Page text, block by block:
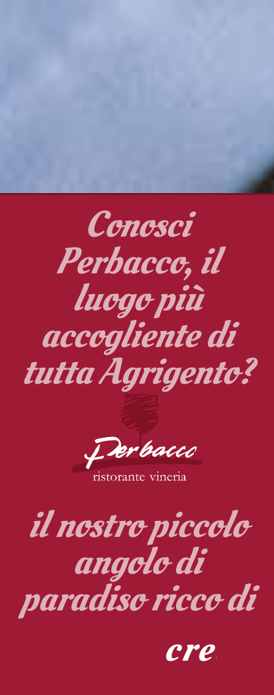
Conosci
Perbacco, il
luogo più
accogliente di
tutta Agrigento?
il nostro piccolo
angolo di
paradiso ricco di
trad